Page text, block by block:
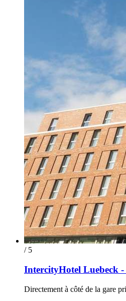
/ 5
IntercityHotel Luebeck
Directement à côté de la gare